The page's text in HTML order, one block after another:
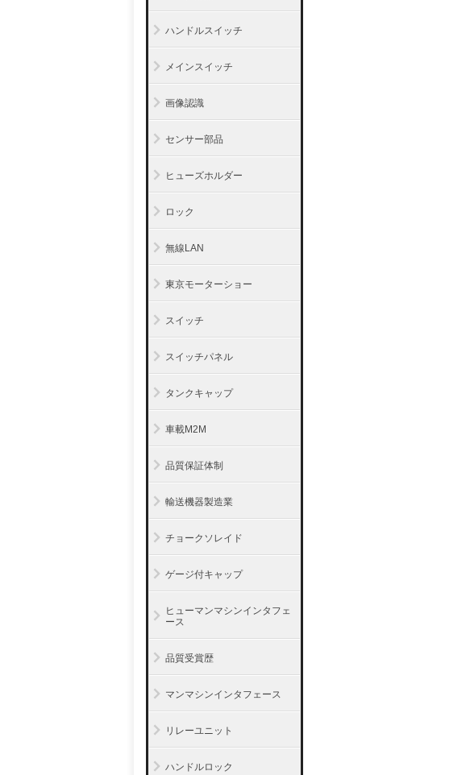
ハンドルスイッチ
メインスイッチ
画像認識
センサー部品
ヒューズホルダー
ロック
無線LAN
東京モーターショー
スイッチ
スイッチパネル
タンクキャップ
車載M2M
品質保証体制
輸送機器製造業
チョークソレイド
ゲージ付キャップ
ヒューマンマシンインタフェ
ース
品質受賞歴
マンマシンインタフェース
リレーユニット
ハンドルロック